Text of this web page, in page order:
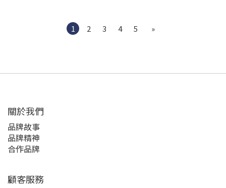
1 2 3 4 5 »
關於我們
品牌故事
品牌精神
合作品牌
顧客服務